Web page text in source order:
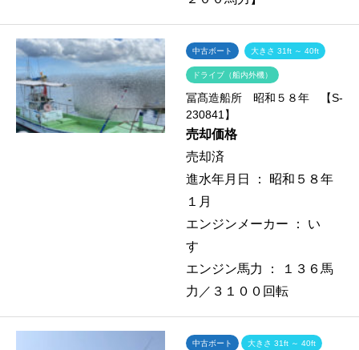
中古ボート 大きさ 31ft ～ 40ft
ドライブ（船内外機）
冨髙造船所 昭和５８年 【S-
230841】
売却価格
売却済
進水年月日 ： 昭和５８年
１月
エンジンメーカー ： い
すゞ
エンジン馬力 ：
１３６馬
力／３１００回転
中古ボート 大きさ 31ft ～ 40ft